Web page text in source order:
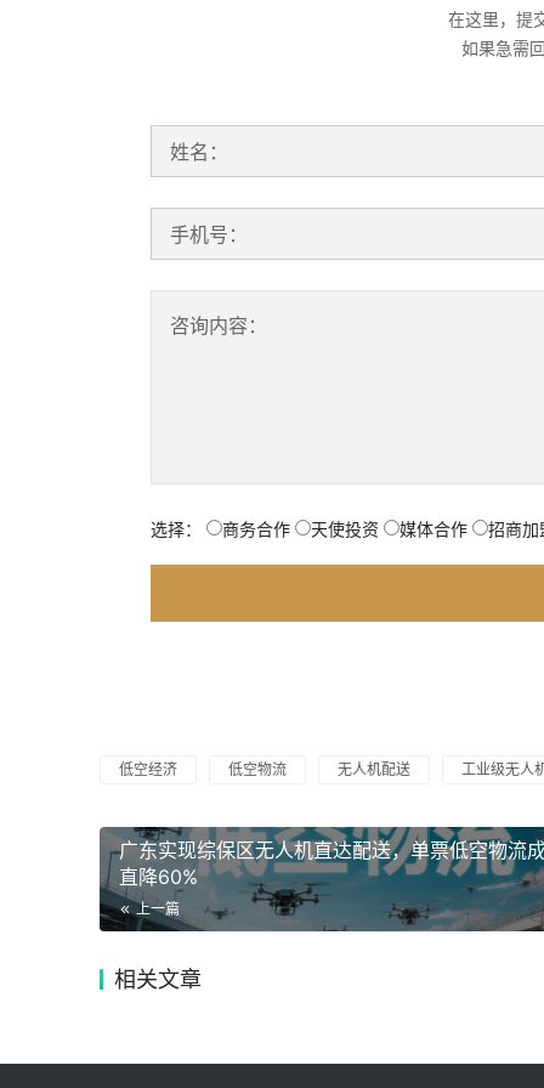
在这里，提
如果急需
姓名：
手机号：
咨询内容：
选择： 商务合作 天使投资 媒体合作 招商加
低空经济 低空物流 无人机配送 工业级无人
广东实现综保区无人机直达配送，单票低空物流
直降60%
上一篇
相关文章